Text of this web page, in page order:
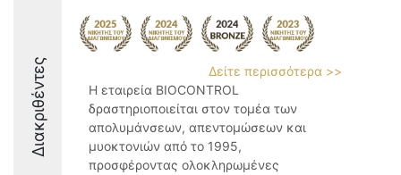
Διακριθέντες
Δείτε περισσότερα >>
Η εταιρεία BIOCONTROL
δραστηριοποιείται στον τομέα των
απολυμάνσεων, απεντομώσεων και
μυοκτονιών από το 1995,
προσφέροντας ολοκληρωμένες